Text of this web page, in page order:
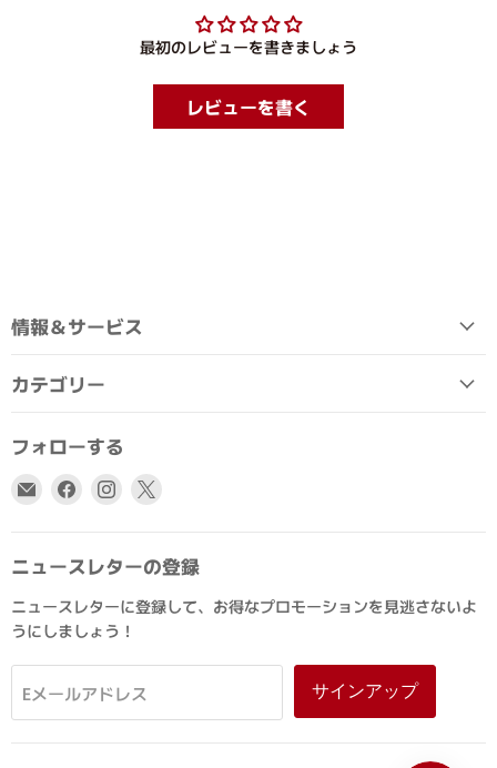
最初のレビューを書きましょう
レビューを書く
情報＆サービス
カテゴリー
フォローする
ル
見
つ
く
Facebook
つ
て
く
い
Instagram
つ
て
く
い
つ
け
て
ニュースレターの登録
ニュースレターに登録して、お得なプロモーションを見逃さないよ
うにしましょう！
Eメールアドレス サインアップ